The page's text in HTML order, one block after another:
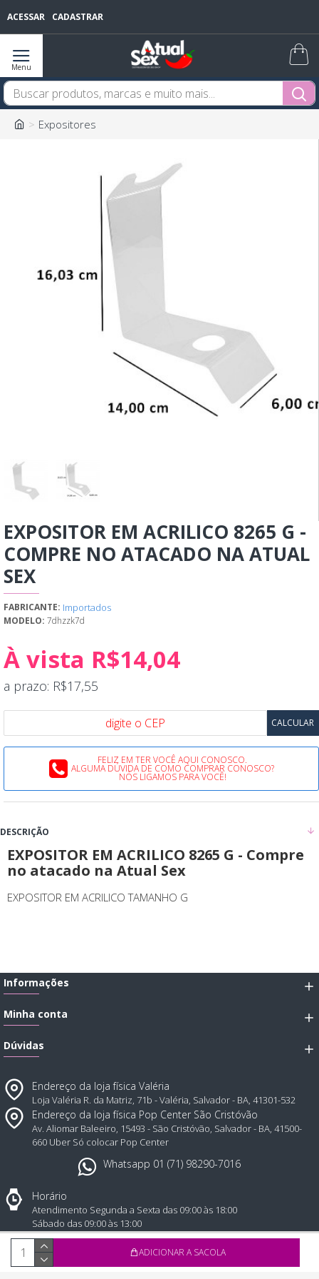
ACESSAR CADASTRAR
Expositores
EXPOSITOR EM ACRILICO 8265 G -
COMPRE NO ATACADO NA ATUAL
SEX
À vista R$14,04
a prazo: R$17,55
FABRICANTE: Importados
MODELO: 7dhzzk7d
ADICIONAR A SACOLA
FELIZ EM TER VOCÊ AQUI CONOSCO.
ALGUMA DÚVIDA DE COMO COMPRAR CONOSCO?
NÓS LIGAMOS PARA VOCÊ!
DESCRIÇÃO
EXPOSITOR EM ACRILICO 8265 G - Compre
no atacado na Atual Sex
EXPOSITOR EM ACRILICO TAMANHO G
Informações
Minha conta
Dúvidas
Endereço da loja física Valéria
Loja Valéria R. da Matriz, 71b - Valéria, Salvador - BA, 41301-532
Endereço da loja física Pop Center São Cristóvão
Av. Aliomar Baleeiro, 15493 - São Cristóvão, Salvador - BA, 41500-
660 Uber Só colocar Pop Center
Whatsapp 01 (71) 98290-7016
Horário
Atendimento Segunda a Sexta das 09:00 às 18:00
Sábado das 09:00 às 13:00
Todos direitos reservados © 2025, Atual Sex distribuidora de produtos eróticos - CNPJ: